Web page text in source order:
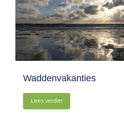
Waddenvakanties
Lees verder